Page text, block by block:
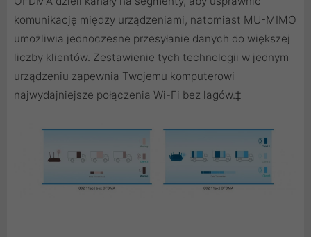
komunikację między urządzeniami, natomiast MU-MIMO
umożliwia jednoczesne przesyłanie danych do większej
liczby klientów. Zestawienie tych technologii w jednym
urządzeniu zapewnia Twojemu komputerowi
najwydajniejsze połączenia Wi-Fi bez lagów.‡